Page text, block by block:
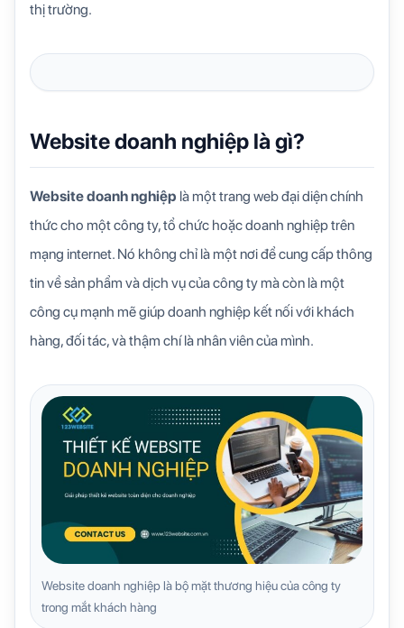
thị trường.
Website doanh nghiệp là gì?
Website doanh nghiệp là một trang web đại diện chính
thức cho một công ty, tổ chức hoặc doanh nghiệp trên
mạng internet. Nó không chỉ là một nơi để cung cấp thông
tin về sản phẩm và dịch vụ của công ty mà còn là một
công cụ mạnh mẽ giúp doanh nghiệp kết nối với khách
hàng, đối tác, và thậm chí là nhân viên của mình.
Website doanh nghiệp là bộ mặt thương hiệu của công ty
trong mắt khách hàng